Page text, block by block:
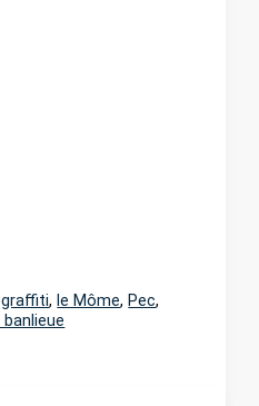
graffiti,le Môme,Pec,